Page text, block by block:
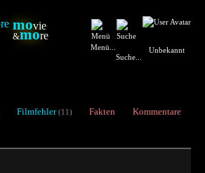
movie
&more
Menü...
Suche...
Unbekannt
Filmfehler (11) Fakten Kommentare